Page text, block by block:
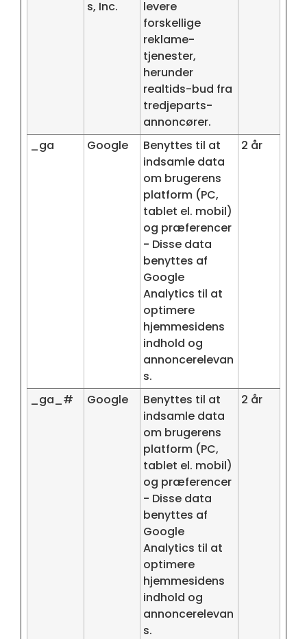
s, Inc.
levere
forskellige
reklame-
tjenester,
herunder
realtids-bud fra
tredjeparts-
annoncører.
_ga
Google
Benyttes til at
indsamle data
om brugerens
platform (PC,
tablet el. mobil)
og præferencer
- Disse data
benyttes af
Google
Analytics til at
optimere
hjemmesidens
indhold og
annoncerelevan
s.
2 år
_ga_# Google
Benyttes til at
indsamle data
om brugerens
platform (PC,
tablet el. mobil)
og præferencer
- Disse data
benyttes af
Google
Analytics til at
optimere
hjemmesidens
indhold og
annoncerelevan
s.
2 år